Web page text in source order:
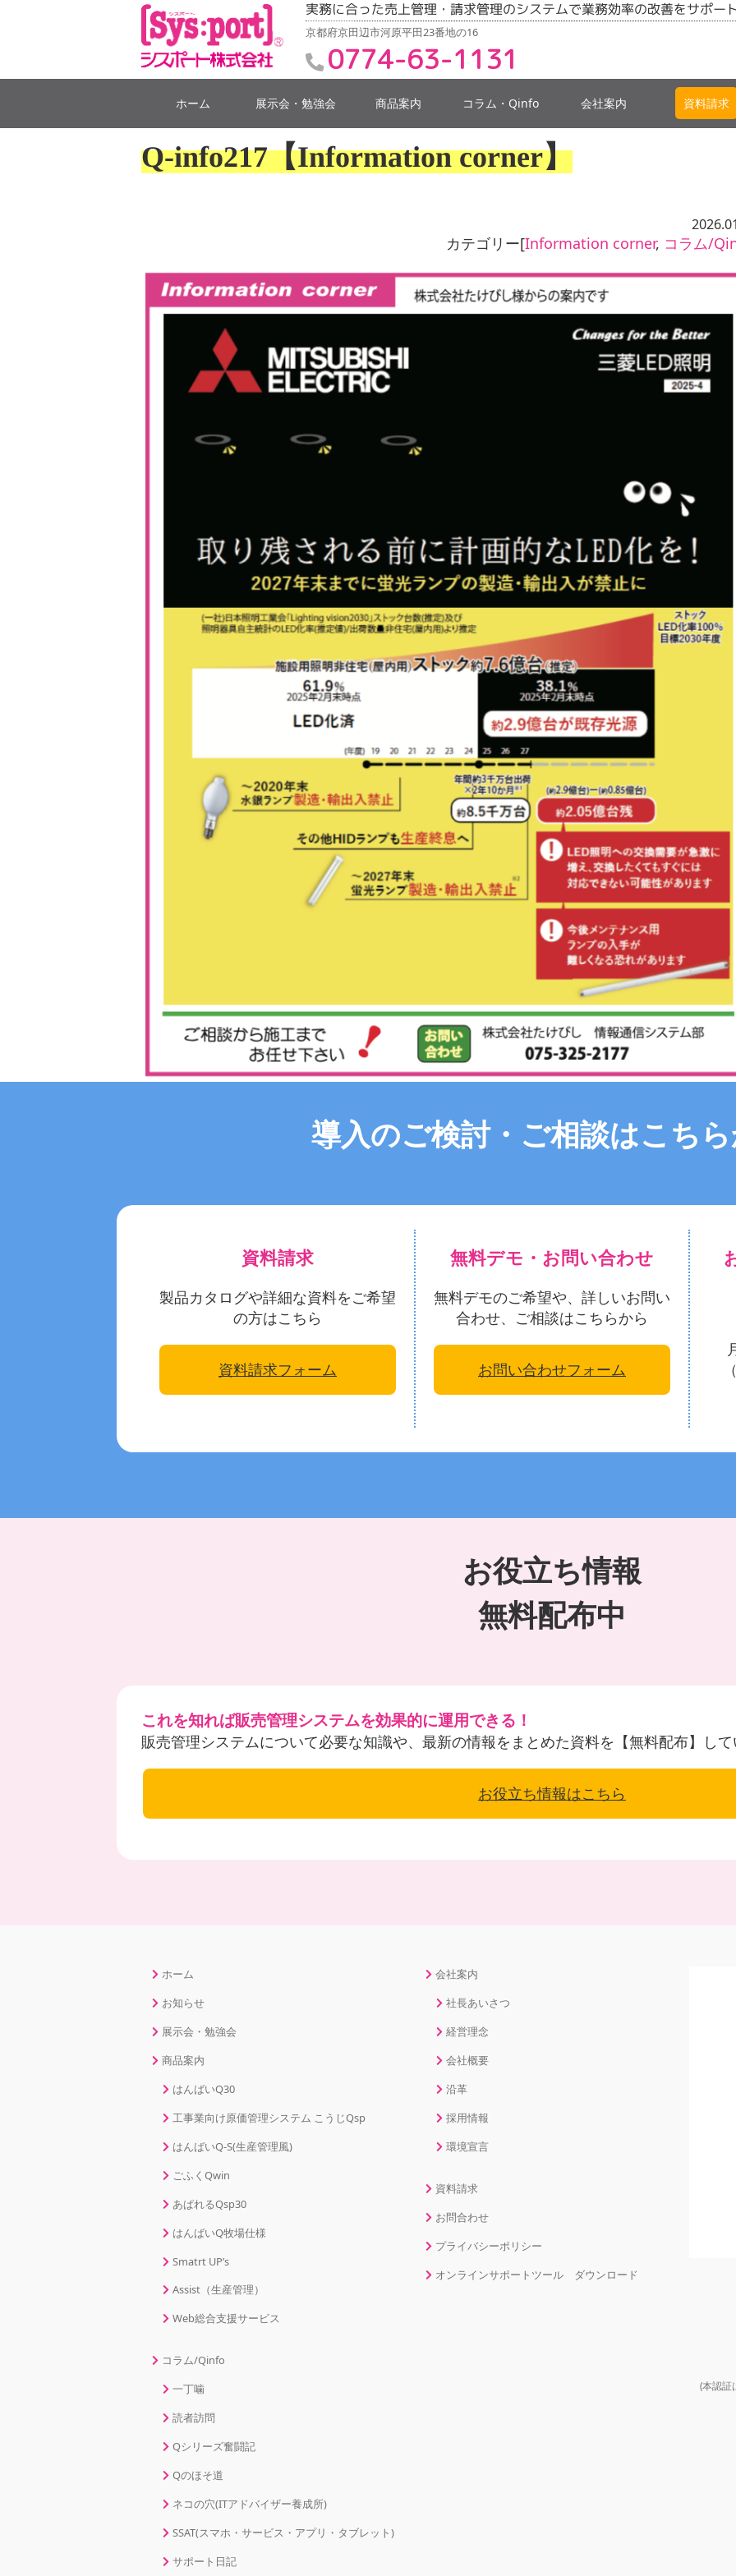
実務に合った売上管理・請求管理のシステムで業務効率の改善をサポー
京都府京田辺市河原平田23番地の16
0774-63-1131
ホーム 展示会・勉強会 商品案内 コラム・Qinfo 会社案内 資料請求
Q-info217【Information corner】
カテゴリー[Information corner, コラム/
導入のご検討・ご相談はこち
資料請求
製品カタログや詳細な資料をご希望
の方はこちら
資料請求フォーム
無料デモ・お問い合わせ
無料デモのご希望や、詳しいお問い
合わせ、ご相談はこちらから
お問い合わせフォーム
お役立ち情報
無料配布中
これを知れば販売管理システムを効果的に運用できる！
販売管理システムについて必要な知識や、最新の情報をまとめた資料を【無料配布】し
お役立ち情報はこちら
ホーム
お知らせ
展示会・勉強会
商品案内
はんばいQ30
工事業向け原価管理システム こうじQsp
はんばいQ-S(生産管理風)
ごふくQwin
あぱれるQsp30
はんばいQ牧場仕様
Smatrt UP’s
Assist（生産管理）
Web総合支援サービス
コラム/Qinfo
一丁噛
読者訪問
Qシリーズ奮闘記
Qのほそ道
ネコの穴(ITアドバイザー養成所)
SSAT(スマホ・サービス・アプリ・タブレット)
サポート日記
会社案内
社長あいさつ
経営理念
会社概要
沿革
採用情報
環境宣言
資料請求
お問合わせ
プライバシーポリシー
オンラインサポートツール ダウンロード
(本認証